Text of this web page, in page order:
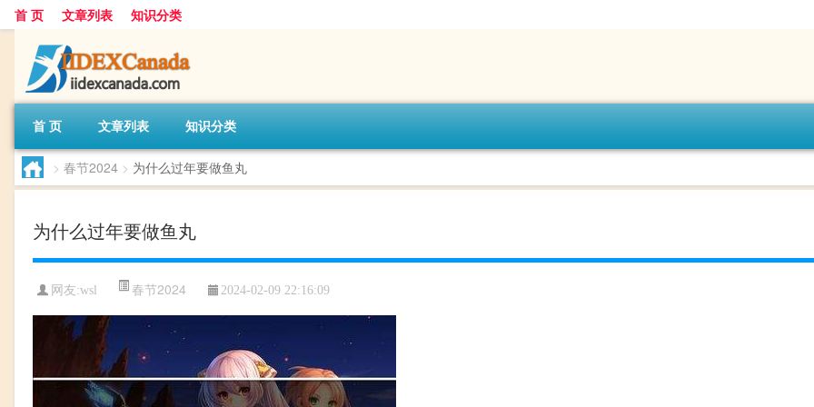
首 页 文章列表 知识分类
首 页 文章列表 知识分类
> 春节2024 > 为什么过年要做鱼丸
为什么过年要做鱼丸
网友:wsl 春节2024 2024-02-09 22:16:09